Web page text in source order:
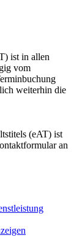
ist in allen
vom
weiterhin die
(eAT) ist
an